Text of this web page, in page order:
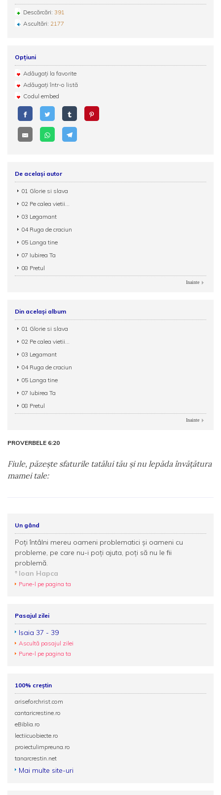
Descărcări: 391
Ascultări: 2177
Opțiuni
Adăugați la favorite
Adăugați într-o listă
Codul embed
De același autor
01 Glorie si slava
02 Pe calea vietii...
03 Legamant
04 Ruga de craciun
05 Langa tine
07 Iubirea Ta
08 Pretul
Inainte
Din același album
01 Glorie si slava
02 Pe calea vietii...
03 Legamant
04 Ruga de craciun
05 Langa tine
07 Iubirea Ta
08 Pretul
Inainte
PROVERBELE 6:20
Fiule, păzeşte sfaturile tatălui tău şi nu lepăda învăţătura
mamei tale:
Un gând
Poți întâlni mereu oameni problematici și oameni cu
probleme, pe care nu-i poți ajuta, poți să nu le fii
problemă.
Ioan Hapca
Pune-l pe pagina ta
Pasajul zilei
Isaia 37 - 39
Ascultă pasajul zilei
Pune-l pe pagina ta
100% creștin
ariseforchrist.com
cantaricrestine.ro
eBiblia.ro
lectiicuobiecte.ro
proiectulimpreuna.ro
tanarcrestin.net
Mai multe site-uri